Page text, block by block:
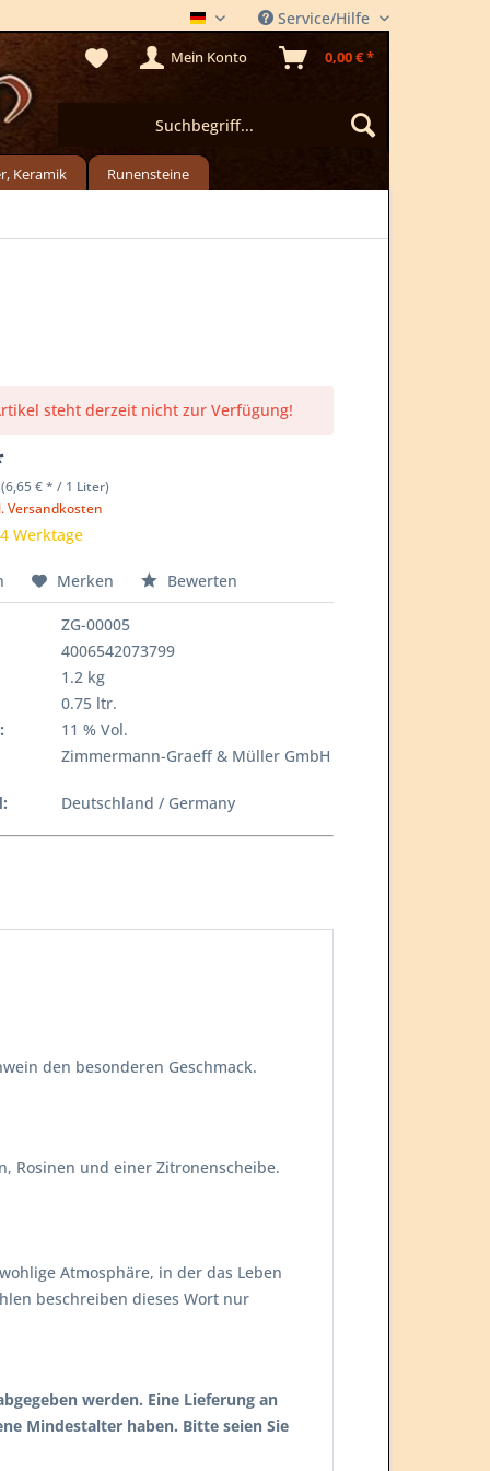
DER METLADENService/Hilfe
Mein Konto 0,00 € *
Keramik Runensteine
steht derzeit nicht zur Verfügung!
€ * / 1 Liter)
Versandkosten
Werktage
Merken Bewerten
ZG-00005
4006542073799
1.2 kg
0.75 ltr.
11 % Vol.
Zimmermann-Graeff & Müller GmbH
Deutschland / Germany
den besonderen Geschmack.
Rosinen und einer Zitronenscheibe.
Atmosphäre, in der das Leben
beschreiben dieses Wort nur
werden. Eine Lieferung an
Mindestalter haben. Bitte seien Sie